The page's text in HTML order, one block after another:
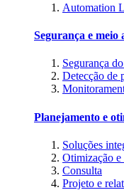
Automation
Segurança e meio
Segurança
Detecção de
Planejamento e
Soluções
Otimização e
Consulta
Projeto e